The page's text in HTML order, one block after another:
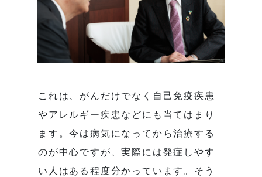
これは、がんだけでなく自己免疫疾患
やアレルギー疾患などにも当てはまり
ます。今は病気になってから治療する
のが中心ですが、実際には発症しやす
い人はある程度分かっています。そう